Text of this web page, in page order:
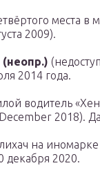
места
2009).
(неопр.)
2014 года.
водитель
2018).
на
декабря 2020.